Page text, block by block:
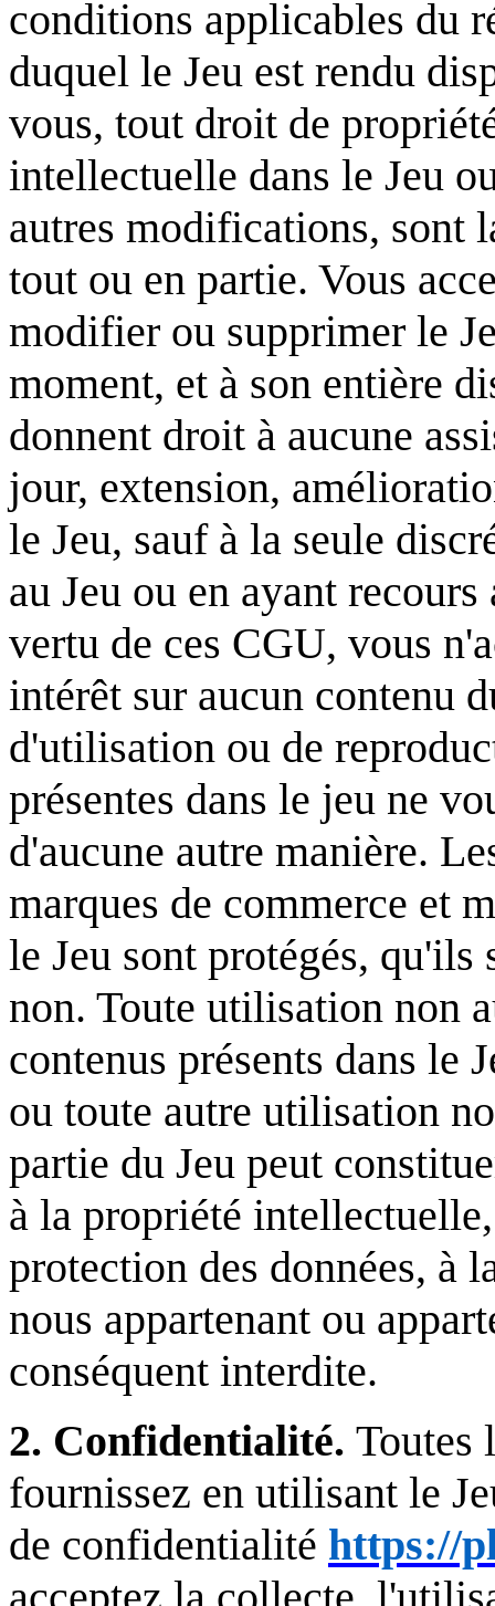
conditions applicables du
duquel le Jeu est rendu
vous, tout droit de
intellectuelle dans le Jeu
autres modifications, sont
tout ou en partie. Vous
modifier ou supprimer le
moment, et à son entière
donnent droit à aucune
jour, extension,
le Jeu, sauf à la seule
au Jeu ou en ayant
vertu de ces CGU, vous
intérêt sur aucun contenu
d'utilisation ou de
présentes dans le jeu ne
d'aucune autre manière.
marques de commerce et
le Jeu sont protégés, qu'ils
non. Toute utilisation non
contenus présents dans le
ou toute autre utilisation
partie du Jeu peut
à la propriété
protection des données, à
nous appartenant ou
conséquent interdite.
2. Confidentialité. Toutes
fournissez en utilisant le
de confidentialité https://